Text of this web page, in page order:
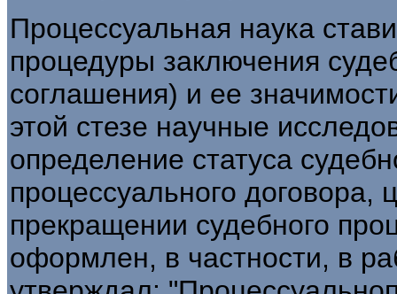
Процессуальная наука
процедуры заключения
соглашения) и ее
этой стезе научные
определение статуса
процессуального договора,
прекращении судебного
оформлен, в частности, в